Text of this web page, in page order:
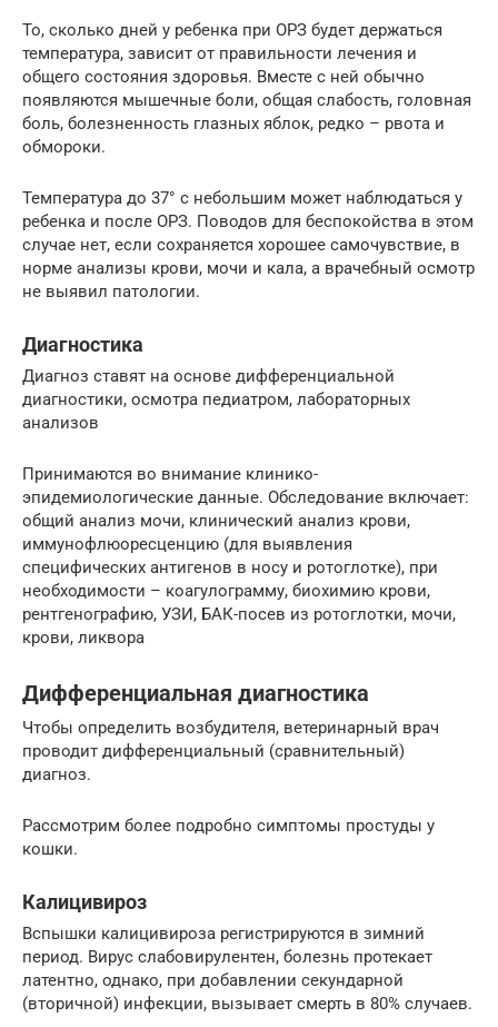
То, сколько дней у ребенка при ОРЗ будет держаться
температура, зависит от правильности лечения и
общего состояния здоровья. Вместе с ней обычно
появляются мышечные боли, общая слабость, головная
боль, болезненность глазных яблок, редко – рвота и
обмороки.
Температура до 37° с небольшим может наблюдаться у
ребенка и после ОРЗ. Поводов для беспокойства в этом
случае нет, если сохраняется хорошее самочувствие, в
норме анализы крови, мочи и кала, а врачебный осмотр
не выявил патологии.
Диагностика
Диагноз ставят на основе дифференциальной
диагностики, осмотра педиатром, лабораторных
анализов
Принимаются во внимание клинико-
эпидемиологические данные. Обследование включает:
общий анализ мочи, клинический анализ крови,
иммунофлюоресценцию (для выявления
специфических антигенов в носу и ротоглотке), при
необходимости – коагулограмму, биохимию крови,
рентгенографию, УЗИ, БАК-посев из ротоглотки, мочи,
крови, ликвора
Дифференциальная диагностика
Чтобы определить возбудителя, ветеринарный врач
проводит дифференциальный (сравнительный)
диагноз.
Рассмотрим более подробно симптомы простуды у
кошки.
Калицивироз
Вспышки калицивироза регистрируются в зимний
период. Вирус слабовирулентен, болезнь протекает
латентно, однако, при добавлении секундарной
(вторичной) инфекции, вызывает смерть в 80% случаев.